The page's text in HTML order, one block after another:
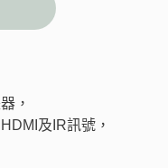
，
及IR訊號，